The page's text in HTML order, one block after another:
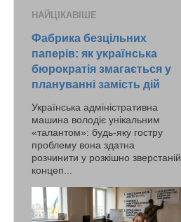
НАЙЦІКАВІШЕ
Фабрика безцільних
паперів: як українська
бюрократія змагається у
плануванні замість дій
Українська адміністративна
машина володіє унікальним
«талантом»: будь-яку гостру
проблему вона здатна
розчинити у розкішно зверстаній
концеп...